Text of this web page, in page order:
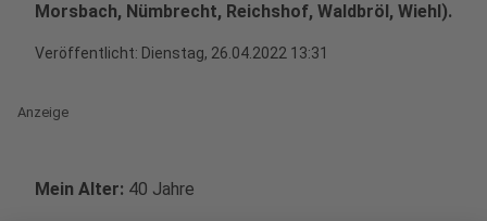
Morsbach, Nümbrecht, Reichshof, Waldbröl, Wiehl).
Veröffentlicht: Dienstag, 26.04.2022 13:31
Anzeige
Mein Alter: 40 Jahre